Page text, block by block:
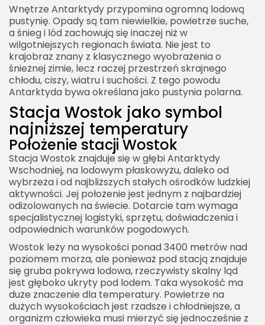
Wnętrze Antarktydy przypomina ogromną lodową
pustynię. Opady są tam niewielkie, powietrze suche,
a śnieg i lód zachowują się inaczej niż w
wilgotniejszych regionach świata. Nie jest to
krajobraz znany z klasycznego wyobrażenia o
śnieżnej zimie, lecz raczej przestrzeń skrajnego
chłodu, ciszy, wiatru i suchości. Z tego powodu
Antarktyda bywa określana jako pustynia polarna.
Stacja Wostok jako symbol
najniższej temperatury
Położenie stacji Wostok
Stacja Wostok znajduje się w głębi Antarktydy
Wschodniej, na lodowym płaskowyżu, daleko od
wybrzeża i od najbliższych stałych ośrodków ludzkiej
aktywności. Jej położenie jest jednym z najbardziej
odizolowanych na świecie. Dotarcie tam wymaga
specjalistycznej logistyki, sprzętu, doświadczenia i
odpowiednich warunków pogodowych.
Wostok leży na wysokości ponad 3400 metrów nad
poziomem morza, ale ponieważ pod stacją znajduje
się gruba pokrywa lodowa, rzeczywisty skalny ląd
jest głęboko ukryty pod lodem. Taka wysokość ma
duże znaczenie dla temperatury. Powietrze na
dużych wysokościach jest rzadsze i chłodniejsze, a
organizm człowieka musi mierzyć się jednocześnie z